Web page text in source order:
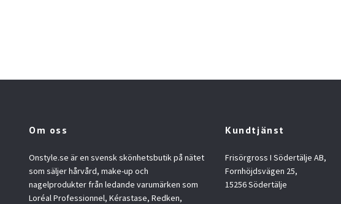
Om oss
Onstyle.se är en svensk skönhetsbutik på nätet
som säljer hårvård, make-up och
nagelprodukter från ledande varumärken som
Loréal Professionnel, Kérastase, Redken,
Kundtjänst
Frisörgross I Södertälje AB,
Fornhöjdsvägen 25,
15256 Södertälje